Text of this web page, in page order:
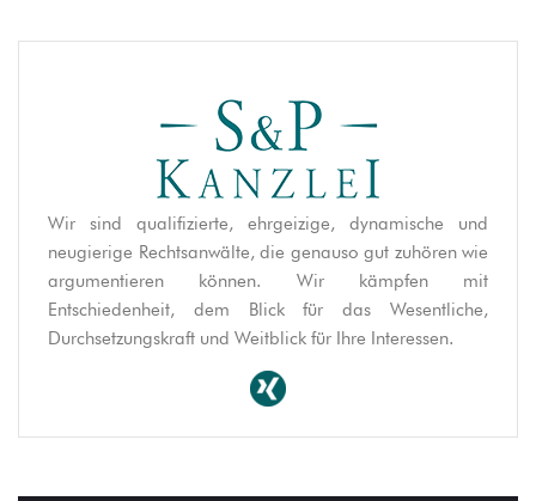
Wir sind qualifizierte, ehrgeizige, dynamische und
neugierige Rechtsanwälte, die genauso gut zuhören wie
argumentieren können. Wir kämpfen mit
Entschiedenheit, dem Blick für das Wesentliche,
Durchsetzungskraft und Weitblick für Ihre Interessen.